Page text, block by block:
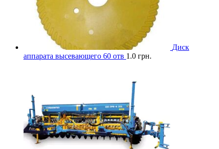
Диск
аппарата высевающего 60 отв 1.0 грн.